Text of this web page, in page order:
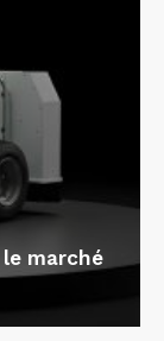
marché